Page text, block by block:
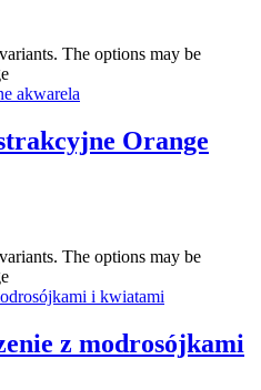
The options may be
Orange
The options may be
z modrosójkami